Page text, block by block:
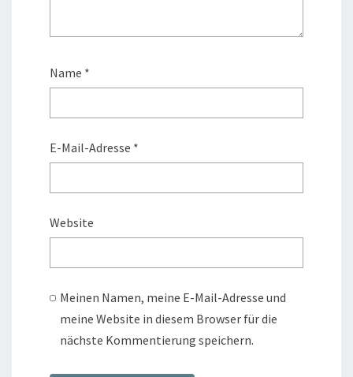
Name *
E-Mail-Adresse *
Website
Meinen Namen, meine E-Mail-Adresse und
meine Website in diesem Browser für die
nächste Kommentierung speichern.